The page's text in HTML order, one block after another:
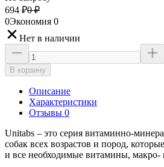
694 ₽0 ₽
0Экономия 0
Нет в наличии
В корзину
Описание
Характеристики
Отзывы 0
Unitabs – это серия витаминно-
собак всех возрастов и пород,
и все необходимые витамины, макро-